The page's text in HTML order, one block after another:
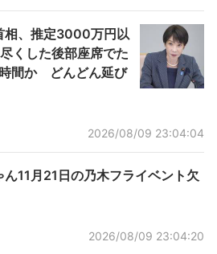
相、推定3000万円以
くした後部座席でた
間か どんどん延び
2026/08/09 23:04:04
ん11月21日の乃木フライベント欠
2026/08/09 23:04:20